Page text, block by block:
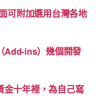
可附加選用台灣各地
Add-ins）幾個開發
金十年裡，為自己寫